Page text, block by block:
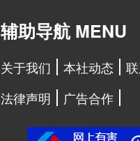
辅助导航 MENU
关于我们 本社动态
法律声明
广告合作